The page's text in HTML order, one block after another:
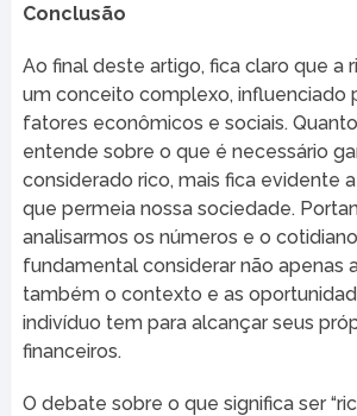
Conclusão
Ao final deste artigo, fica claro que a
um conceito complexo, influenciado
fatores econômicos e sociais.
entende sobre o que é necessário
considerado rico, mais fica evidente
que permeia nossa sociedade.
analisarmos os números e o
fundamental considerar não apenas
também o contexto e as
indivíduo tem para alcançar seus
financeiros.
O debate sobre o que significa ser